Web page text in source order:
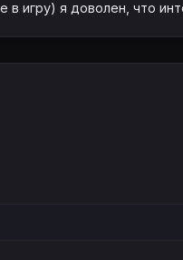
в игру) я доволен, что